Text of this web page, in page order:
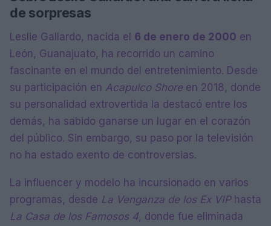
de sorpresas
Leslie Gallardo, nacida el 6 de enero de 2000 en
León, Guanajuato, ha recorrido un camino
fascinante en el mundo del entretenimiento. Desde
su participación en Acapulco Shore en 2018, donde
su personalidad extrovertida la destacó entre los
demás, ha sabido ganarse un lugar en el corazón
del público. Sin embargo, su paso por la televisión
no ha estado exento de controversias.
La influencer y modelo ha incursionado en varios
programas, desde La Venganza de los Ex VIPhasta
La Casa de los Famosos 4, donde fue eliminada